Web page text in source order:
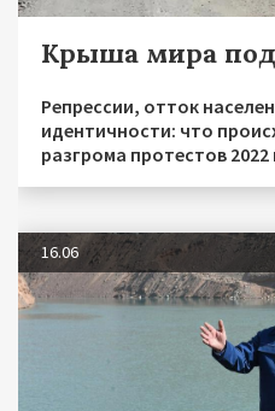
Крыша мира
Репрессии, отток
идентичности: что
разгрома протестов 2022
16.06